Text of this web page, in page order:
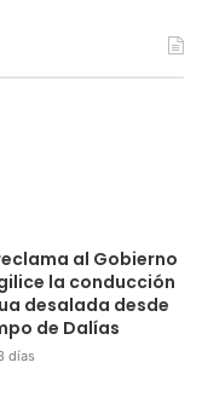
al Gobierno
la conducción
desalada desde
de Dalías
días